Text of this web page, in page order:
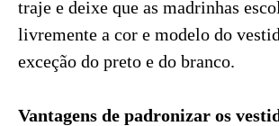
traje e deixe que as madrinhas
livremente a cor e modelo do
exceção do preto e do branco.
Vantagens de padronizar os